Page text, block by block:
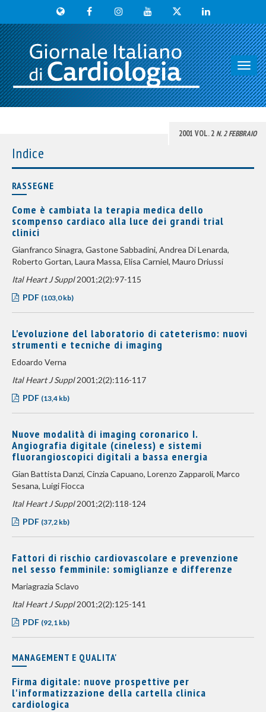
2001 VOL. 2N. 2 FEBBRAIO
Indice
RASSEGNE
Come è cambiata la terapia medica dello
scompenso cardiaco alla luce dei grandi trial
clinici
Gianfranco Sinagra, Gastone Sabbadini, Andrea Di Lenarda,
Roberto Gortan, Laura Massa, Elisa Carniel, Mauro Driussi
Ital Heart J Suppl2001;2(2):97-115
PDF (103,0 kb)
L'evoluzione del laboratorio di cateterismo: nuovi
strumenti e tecniche di imaging
Edoardo Verna
Ital Heart J Suppl2001;2(2):116-117
PDF (13,4 kb)
Nuove modalità di imaging coronarico I.
Angiografia digitale (cineless) e sistemi
fluorangioscopici digitali a bassa energia
Gian Battista Danzi, Cinzia Capuano, Lorenzo Zapparoli, Marco
Sesana, Luigi Fiocca
Ital Heart J Suppl2001;2(2):118-124
PDF (37,2 kb)
Fattori di rischio cardiovascolare e prevenzione
nel sesso femminile: somiglianze e differenze
Mariagrazia Sclavo
Ital Heart J Suppl2001;2(2):125-141
PDF (92,1 kb)
MANAGEMENT E QUALITA'
Firma digitale: nuove prospettive per
l'informatizzazione della cartella clinica
cardiologica